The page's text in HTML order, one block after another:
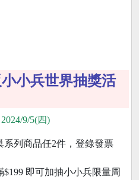
小兵世界抽獎活
9/5(四)
列商品任2件，登錄發票
即可加抽小小兵限量周